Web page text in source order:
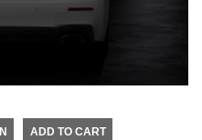
ADD TO CART